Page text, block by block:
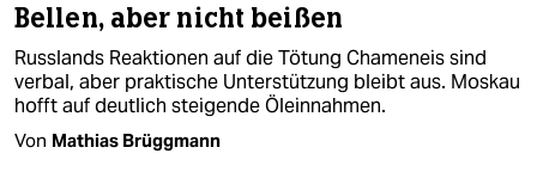
Bellen, aber nicht beißen
Russlands Reaktionen auf die Tötung Chameneis sind
verbal, aber praktische Unterstützung bleibt aus. Moskau
hofft auf deutlich steigende Öleinnahmen.
Von Mathias Brüggmann